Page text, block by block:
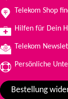
Telekom Shop
Hilfen für Dein
Telekom
Persönliche
Bestellung